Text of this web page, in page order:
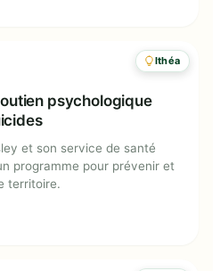
de soutien
pour prévenir les
Ithéa
psychologique
et son service de santé
programme pour prévenir et
territoire.